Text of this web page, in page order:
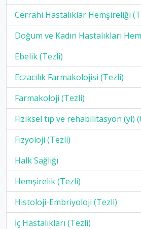
Cerrahi Hastalıklar Hemşireliği
Doğum ve Kadın Hastalıkları
Ebelik (Tezli)
Eczacılık Farmakolojisi (Tezli)
Farmakoloji (Tezli)
Fiziksel tıp ve rehabilitasyon (yl)
Fizyoloji (Tezli)
Halk Sağlığı
Hemşirelik (Tezli)
Histoloji-Embriyoloji (Tezli)
İç Hastalıkları (Tezli)